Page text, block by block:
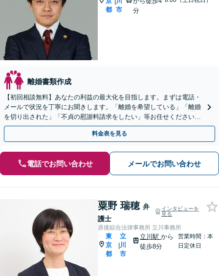
都 市
分
離婚書類作成
【初回相談無料】あなたの利益の最大化を目指します。まずは電話・
メールで状況を丁寧にお聞きします。「離婚を希望している」「離婚
を切り出された」「不貞の慰謝料請求をしたい」等お任せください。
【リーズナブルな料金設定】
料金表を見る
電話でお問い合わせ メールでお問い合わせ
粟野 瑞穂 弁
護士
インタビューを
見る
原後綜合法律事務所 立川事務所
東
京
都
|
立
川
市
立川駅から
徒歩8分
営業時間：本
日定休日